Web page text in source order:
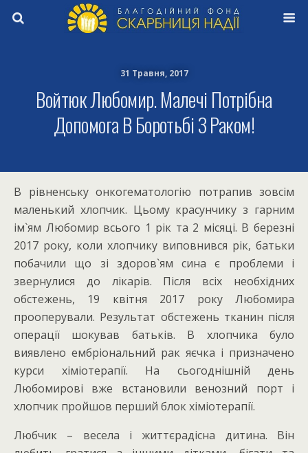
31 Травня, 2017
Войтюк Любомир. Малечі Потрібна
Допомога В Боротьбі З Раком!
В рівненську онкогематологію потрапив зовсім
маленький хлопчик. Цьому красунчику з гарним
ім`ям Любомир всього 1 рік та 2 місяці. В березні
2017 року, коли хлопчику виповнився рік, батьки
побачили що зі здоров`ям сина є проблеми і
звернулися до лікарів. Після всіх необхідних
обстежень, 19 квітня 2017 року Любомира
прооперували. Результат обстежень тканин після
операції шокував батьків. В хлопчика було
виявлено ембріональний рак яєчка і призначено
курси хіміотерапії. На сьогоднішній день
Любомирові вже встановили венозний порт і
хлопчик пройшов перший блок хіміотерапії.
Любчик – весела і життєрадісна дитина. Він